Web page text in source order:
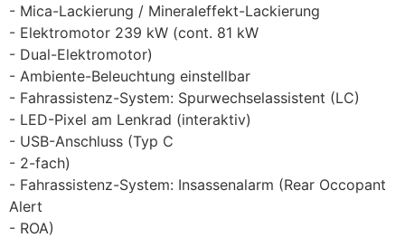
Mica-Lackierung / Mineraleffekt-Lackierung
Elektromotor 239 kW (cont. 81 kW
Dual-Elektromotor)
Ambiente-Beleuchtung einstellbar
Fahrassistenz-System: Spurwechselassistent (LC)
LED-Pixel am Lenkrad (interaktiv)
USB-Anschluss (Typ C
2-fach)
Fahrassistenz-System: Insassenalarm (Rear Occopant
Alert
ROA)